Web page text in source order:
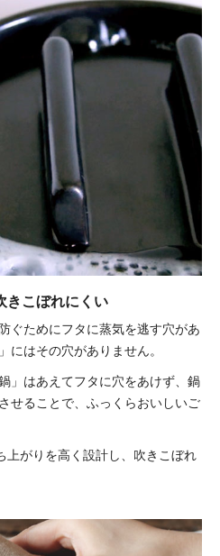
きこぼれにくい
ぐためにフタに蒸気を逃す穴があ
にはその穴がありません。
」はあえてフタに穴をあけず、鍋
せることで、ふっくらおいしいご
上がりを高く設計し、吹きこぼれ